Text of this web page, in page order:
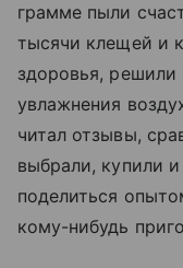
грамме пыли
тысячи клещей и
здоровья, решили
увлажнения
читал отзывы,
выбрали, купили
поделиться
кому-нибудь